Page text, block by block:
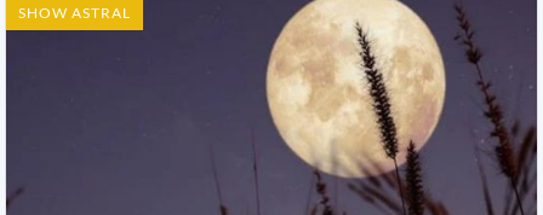
SHOW ASTRAL